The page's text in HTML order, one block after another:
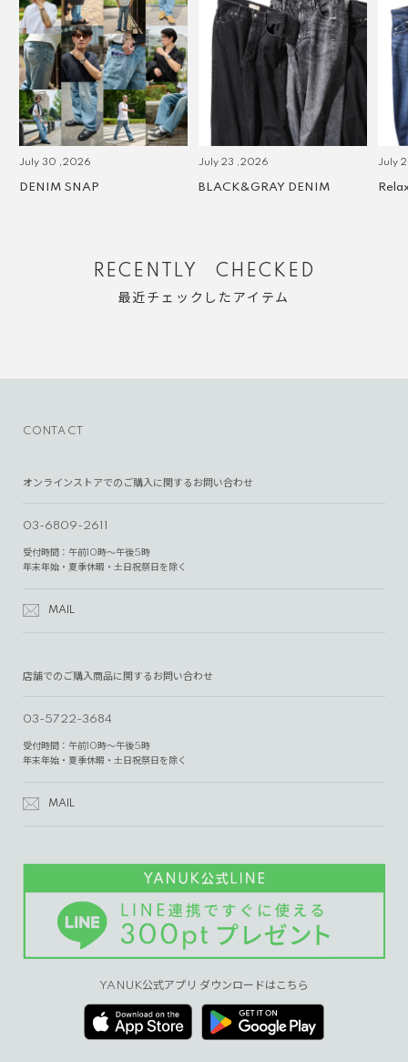
July 30 ,2026
DENIM SNAP
July 23 ,2026
BLACK&GRAY DENIM
July 2
Relax
RECENTLY CHECKED
最近チェックしたアイテム
CONTACT
オンラインストアでのご購入に関するお問い合わせ
03-6809-2611
受付時間：午前10時～午後5時
年末年始・夏季休暇・土日祝祭日を除く
MAIL
店舗でのご購入商品に関するお問い合わせ
03-5722-3684
受付時間：午前10時～午後5時
年末年始・夏季休暇・土日祝祭日を除く
MAIL
YANUK公式アプリ ダウンロードはこちら